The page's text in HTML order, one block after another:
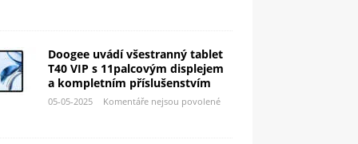
Doogee uvádí všestranný tablet
T40 VIP s 11palcovým displejem
a kompletním příslušenstvím
05-05-2025 Komentáře nejsou povolené